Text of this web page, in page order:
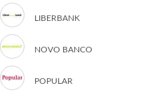
LIBERBANK
NOVO BANCO
POPULAR